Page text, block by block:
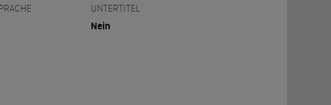
UNTERTITEL
Nein